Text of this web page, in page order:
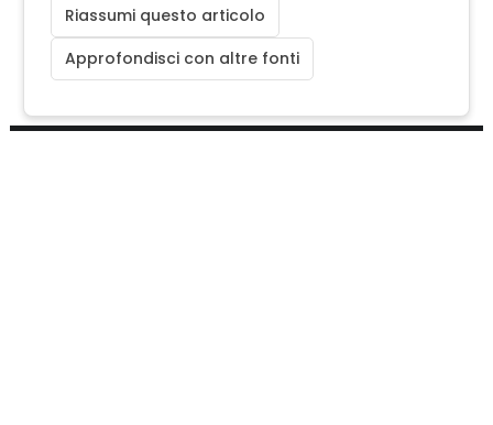
Riassumi questo articolo
Approfondisci con altre fonti